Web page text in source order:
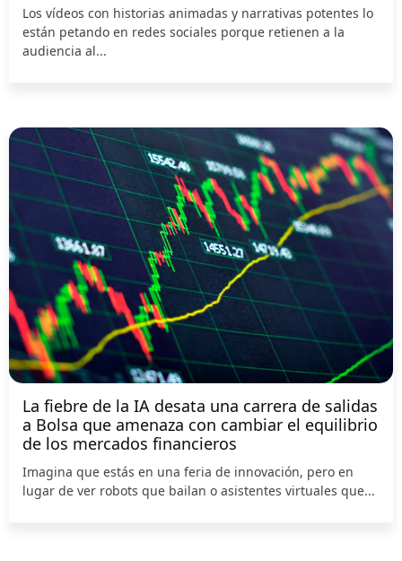
Los vídeos con historias animadas y narrativas potentes lo
están petando en redes sociales porque retienen a la
audiencia al...
La fiebre de la IA desata una carrera de salidas
a Bolsa que amenaza con cambiar el equilibrio
de los mercados financieros
Imagina que estás en una feria de innovación, pero en
lugar de ver robots que bailan o asistentes virtuales que...